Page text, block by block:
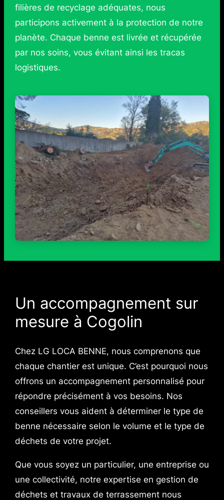
filières de recyclage adéquates, nous
participons activement à la protection de notre
planète. Chaque benne est livrée et récupérée
par nos soins, vous évitant ainsi les tracas
logistiques.
Un accompagnement sur
mesure à Cogolin
Chez LG LOCA BENNE, nous comprenons que
chaque chantier est unique. C’est pourquoi nous
offrons un accompagnement personnalisé pour
répondre précisément à vos besoins. Nos
conseillers vous aident à déterminer le type de
benne nécessaire selon le volume et le type de
déchets de votre projet.
Que vous soyez un particulier, une entreprise ou
une collectivité, notre expertise en gestion de
déchets et travaux de terrassement nous